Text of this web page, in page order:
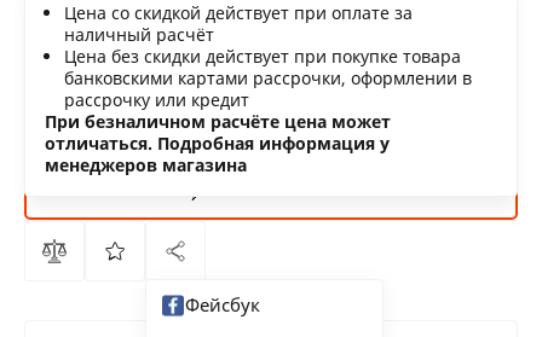
Цена со скидкой действует при оплате за
наличный расчёт
Цена без скидки действует при покупке товара
банковскими картами рассрочки, оформлении в
рассрочку или кредит
При безналичном расчёте цена может
отличаться. Подробная информация у
менеджеров магазина
Нашли дешевле?
Фейсбук